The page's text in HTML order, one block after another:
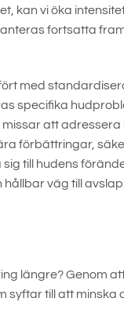
kan vi öka
fortsatta
med
specifika
att adressera
förbättringar,
till hudens
hållbar väg till
längre? Genom
syftar till att minska